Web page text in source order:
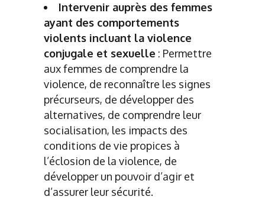
Intervenir auprès des femmes
ayant des comportements
violents incluant la violence
conjugale et sexuelle : Permettre
aux femmes de comprendre la
violence, de reconnaître les signes
précurseurs, de développer des
alternatives, de comprendre leur
socialisation, les impacts des
conditions de vie propices à
l’éclosion de la violence, de
développer un pouvoir d’agir et
d’assurer leur sécurité.